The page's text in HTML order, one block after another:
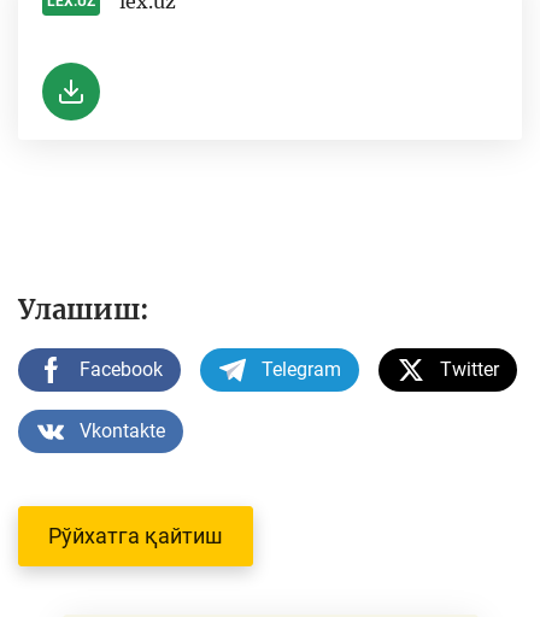
Улашиш:
Facebook Telegram Twitter
Vkontakte
Рўйхатга қайтиш